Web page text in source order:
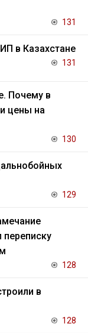
131
в Казахстане
131
Почему в
цены на
130
129
переписку
128
в
128